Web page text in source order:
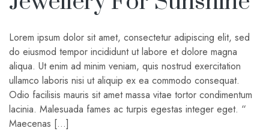
Lorem ipsum dolor sit amet, consectetur adipiscing elit, sed
do eiusmod tempor incididunt ut labore et dolore magna
aliqua. Ut enim ad minim veniam, quis nostrud exercitation
ullamco laboris nisi ut aliquip ex ea commodo consequat.
Odio facilisis mauris sit amet massa vitae tortor condimentum
lacinia. Malesuada fames ac turpis egestas integer eget. “
Maecenas […]